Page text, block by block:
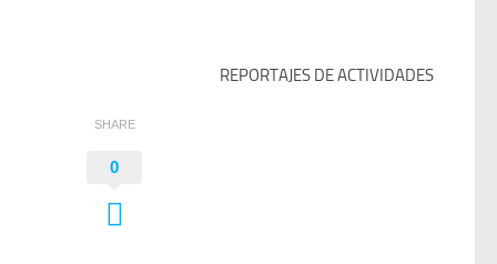
SHARE
0
REPORTAJES DE ACTIVIDADES